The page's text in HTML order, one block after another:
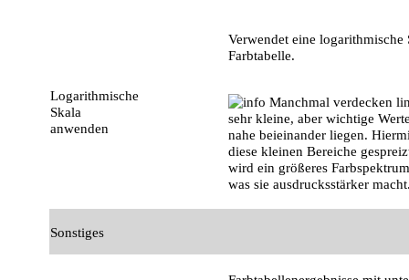
Logarithmische
Skala
anwenden
Verwendet eine logarithmische
Farbtabelle.
Manchmal verdecken
sehr kleine, aber wichtige
nahe beieinander liegen.
diese kleinen Bereiche
wird ein größeres
was sie ausdrucksstärker
Sonstiges